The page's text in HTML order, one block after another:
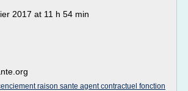
2017 at 11 h 54 min
raison sante agent contractuel fonction